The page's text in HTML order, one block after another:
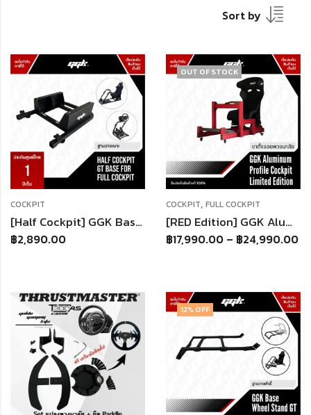
Sort by
COCKPIT
[Half Cockpit] GGK Base Seat Cockpit แท่นวางเบาะนั่ง (เฉพาะฐาน) ต่อเข้าชุดกับ Half Cockpit GT
฿2,890.00
OUT OF STOCK
COCKPIT, FULL COCKPIT
[RED Edition] GGK Aluminium Profile Full Cockpit ขาตั้งจอยพวงมาลัย ใช้กับพวงมาลัยได้ทุกรุ่น
฿17,990.00 – ฿24,990.00
12% OFF